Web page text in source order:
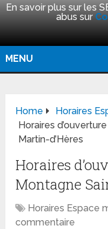
En savoir plus sur les
abus sur
MENU
Home
Horaires
Horaires
Martin-d’Hères
Horaires
Montagne
Horaires Espace
commentaire